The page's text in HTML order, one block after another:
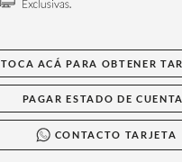
TOCA ACÁ PARA OBTENER
PAGAR ESTADO DE
CONTACTO TARJETA